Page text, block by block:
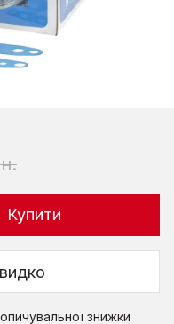
Купити
знижки